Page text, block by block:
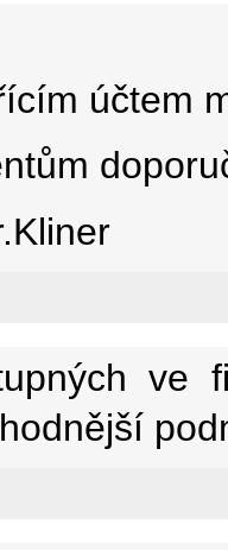
účtem
ve